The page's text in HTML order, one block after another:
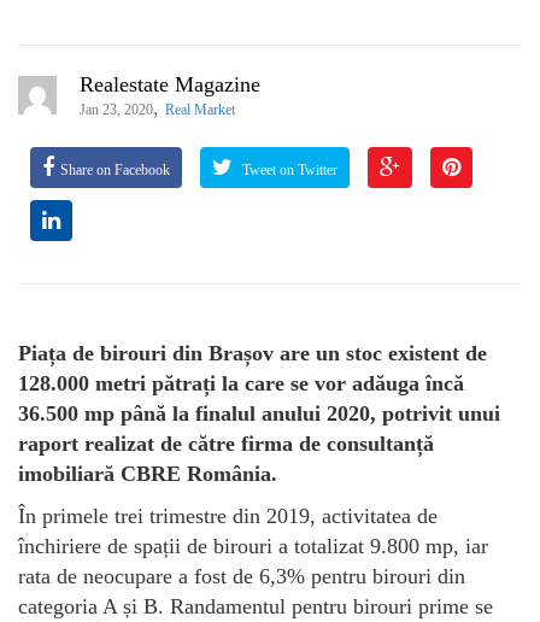
Realestate Magazine
Jan 23, 2020, Real Market
Share on Facebook Tweet on Twitter
Piața de birouri din Brașov are un stoc existent de
128.000 metri pătrați la care se vor adăuga încă
36.500 mp până la finalul anului 2020, potrivit unui
raport realizat de către firma de consultanță
imobiliară CBRE România.
În primele trei trimestre din 2019, activitatea de
închiriere de spații de birouri a totalizat 9.800 mp, iar
rata de neocupare a fost de 6,3% pentru birouri din
categoria A și B. Randamentul pentru birouri prime se